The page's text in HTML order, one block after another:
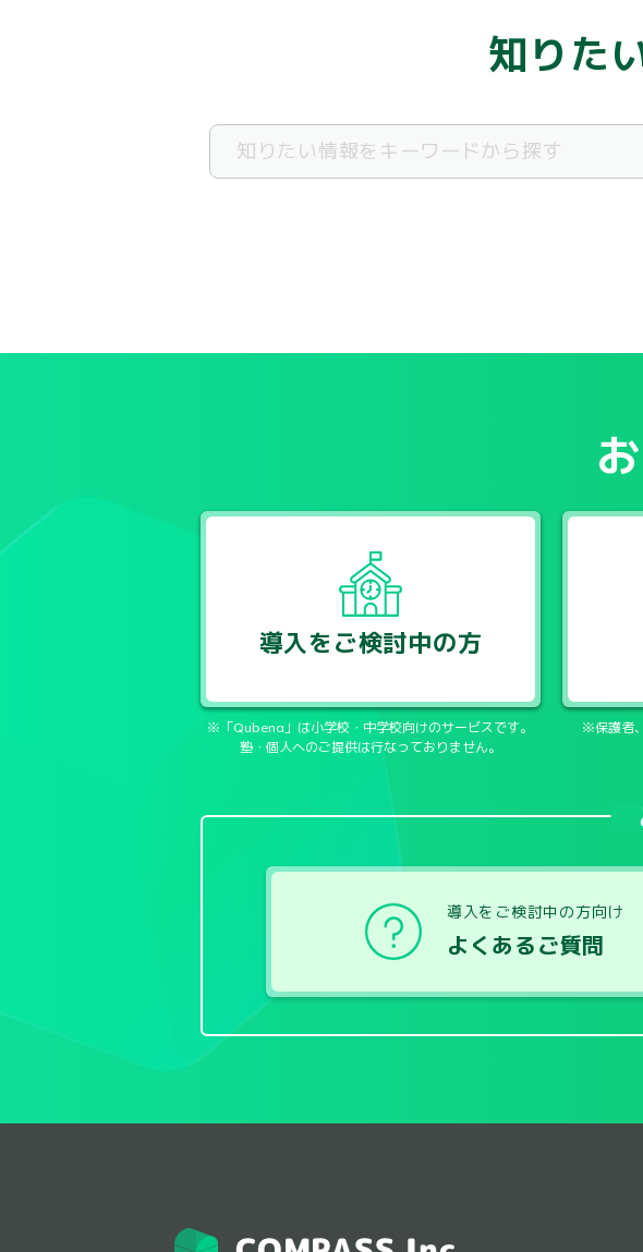
知りた
導入をご検討中の方
※「Qubena」は小学校・中学校向けのサービスです。
塾・個人へのご提供は行なっておりません。
※保護者
導入をご検討中の方向け
よくあるご質問